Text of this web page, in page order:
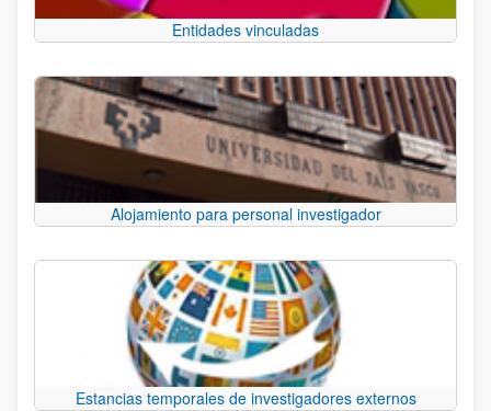
Entidades vinculadas
Alojamiento para personal investigador
Estancias temporales de investigadores externos